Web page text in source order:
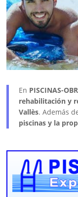
En PISCINAS-
rehabilitación y
Vallès. Además
piscinas y la